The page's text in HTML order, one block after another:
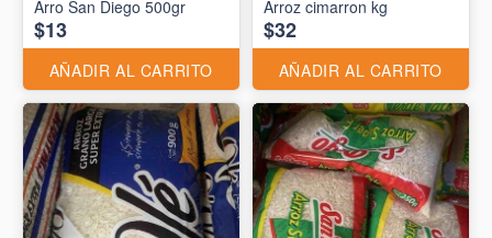
Arro San Diego 500gr
$13
AÑADIR AL CARRITO
Arroz cimarron kg
$32
AÑADIR AL CARRITO